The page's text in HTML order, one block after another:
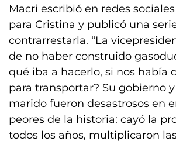
Macri escribió en redes
para Cristina y publicó una
contrarrestarla. “La
de no haber construido
qué iba a hacerlo, si nos había
para transportar? Su gobierno
marido fueron desastrosos en
peores de la historia: cayó la
todos los años, multiplicaron